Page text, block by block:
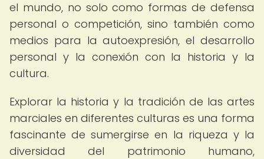
el mundo, no solo como formas de defensa
personal o competición, sino también como
medios para la autoexpresión, el desarrollo
personal y la conexión con la historia y la
cultura.
Explorar la historia y la tradición de las artes
marciales en diferentes culturas es una forma
fascinante de sumergirse en la riqueza y la
diversidad del patrimonio humano,